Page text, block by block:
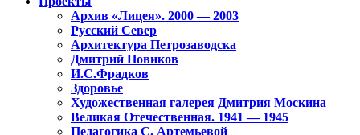
Архив «Лицея». 2000 — 2003
Русский Север
Архитектура Петрозаводска
Дмитрий Новиков
И.С.Фрадков
Здоровье
Художественная галерея Дмитрия Москина
Великая Отечественная. 1941 — 1945
Педагогика С. Артемьевой